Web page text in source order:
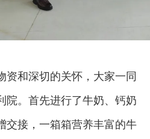
资和深切的关怀，大家一同
院。首先进行了牛奶、钙奶
交接，一箱箱营养丰富的牛